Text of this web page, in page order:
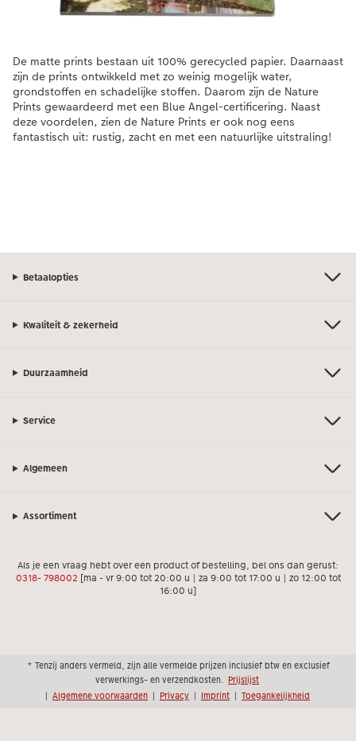
De matte prints bestaan uit 100% gerecycled papier. Daarnaast
zijn de prints ontwikkeld met zo weinig mogelijk water,
grondstoffen en schadelijke stoffen. Daarom zijn de Nature
Prints gewaardeerd met een Blue Angel-certificering. Naast
deze voordelen, zien de Nature Prints er ook nog eens
fantastisch uit: rustig, zacht en met een natuurlijke uitstraling!
Betaalopties
Kwaliteit & zekerheid
Duurzaamheid
Service
Algemeen
Assortiment
Als je een vraag hebt over een product of bestelling, bel ons dan gerust:
0318- 798002 [ma - vr 9:00 tot 20:00 u | za 9:00 tot 17:00 u | zo 12:00 tot
16:00 u]
* Tenzij anders vermeld, zijn alle vermelde prijzen inclusief btw en exclusief
verwerkings- en verzendkosten. Prijslijst
| Algemene voorwaarden | Privacy | Imprint | Toegankelijkheid